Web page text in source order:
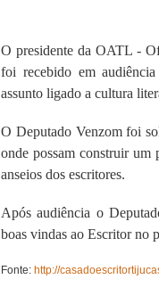
O presidente da OATL -
foi recebido em
assunto ligado a cultura
O Deputado Venzom foi
onde possam construir um
anseios dos escritores.
Após audiência o
boas vindas ao Escritor no
Fonte: http://